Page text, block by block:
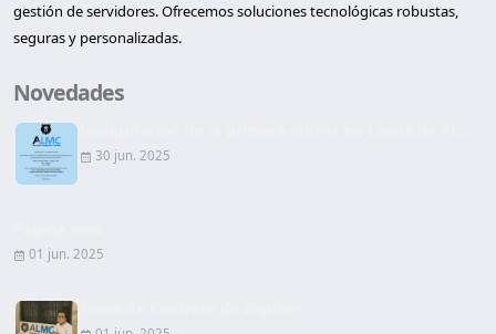
gestión de servidores. Ofrecemos soluciones tecnológicas robustas,
seguras y personalizadas.
Novedades
30 jun. 2025
01 jun. 2025